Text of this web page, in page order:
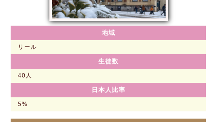
地域
リール
生徒数
40人
日本人比率
5%